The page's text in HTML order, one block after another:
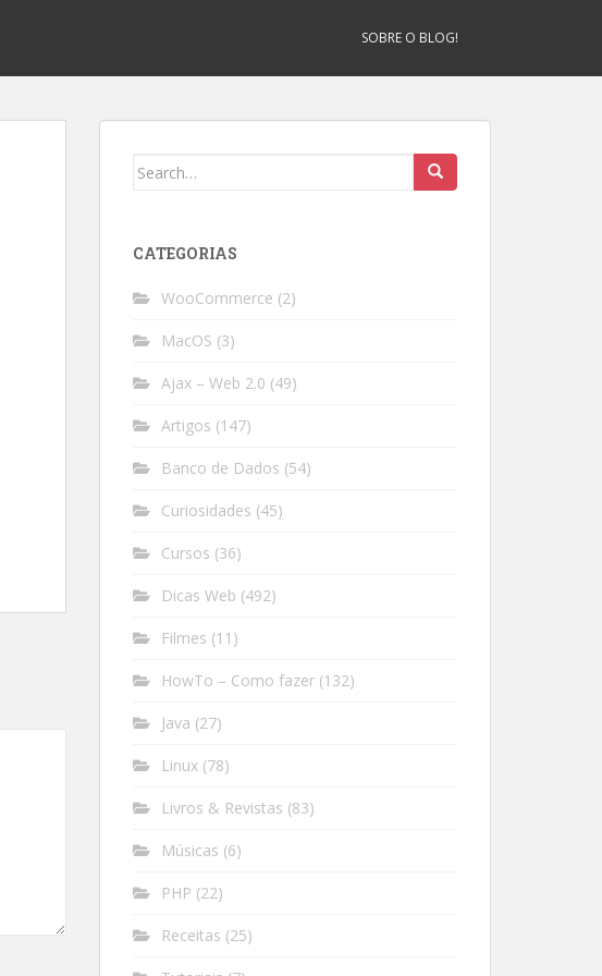
SOBRE O BLOG!
Search
CATEGORIAS
WooCommerce (2)
MacOS (3)
Ajax – Web 2.0 (49)
Artigos (147)
Banco de Dados (54)
Curiosidades (45)
Cursos (36)
Dicas Web (492)
Filmes (11)
HowTo – Como fazer (132)
Java (27)
Linux (78)
Livros & Revistas (83)
Músicas (6)
PHP (22)
Receitas (25)